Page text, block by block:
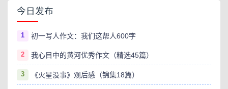
今日发布
1 初一写人作文：我们这帮人600字
2 我心目中的黄河优秀作文（精选45篇）
3 《火星没事》观后感（锦集18篇）